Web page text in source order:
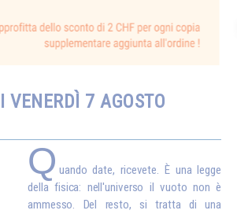
VENERDÌ 7 AGOSTO
Q uando date, ricevete. È una legge
della fisica: nell'universo il vuoto non è
ammesso. Del resto, si tratta di una